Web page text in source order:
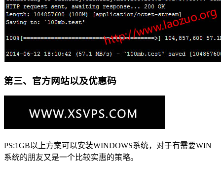
第三、官方网站以及优惠码
PS:1GB以上方案可以安装WINDOWS系统，对于有需要WIN
系统的朋友又是一个比较实惠的策略。